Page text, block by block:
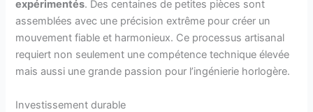
expérimentés. Des centaines de petites pièces sont
assemblées avec une précision extrême pour créer un
mouvement fiable et harmonieux. Ce processus artisanal
requiert non seulement une compétence technique élevée
mais aussi une grande passion pour l’ingénierie horlogère.
Investissement durable